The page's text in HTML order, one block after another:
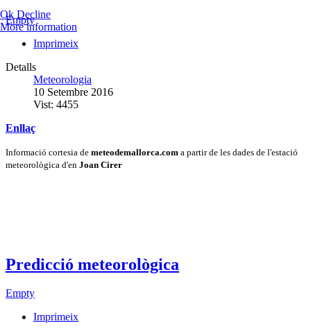
Empty
Imprimeix
Detalls
Meteorologia
10 Setembre 2016
Vist: 4455
Enllaç
Informació cortesia de meteodemallorca.com a partir de les dades de l'estació
meteorològica d'en Joan Cirer
Predicció meteorològica
Empty
Imprimeix
Ok Decline
More information